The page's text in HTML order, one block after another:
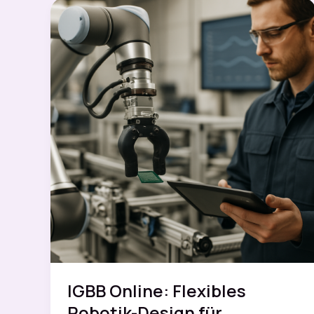
Robotiksystemen
IGBB
Online
IGBB Online: Flexibles